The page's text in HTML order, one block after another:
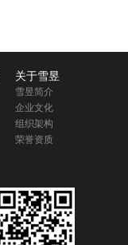
关于雪昱
雪昱简介
企业文化
组织架构
荣誉资质